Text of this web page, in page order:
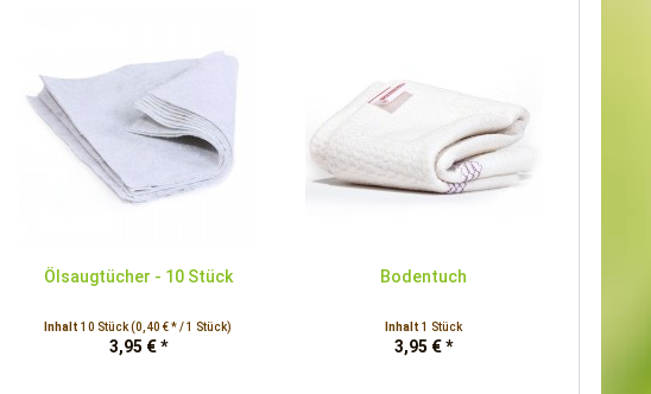
Ölsaugtücher - 10 Stück
Inhalt10 Stück(0,40 € * / 1 Stück)
3,95 € *
Bodentuch
Inhalt1 Stück
3,95 € *